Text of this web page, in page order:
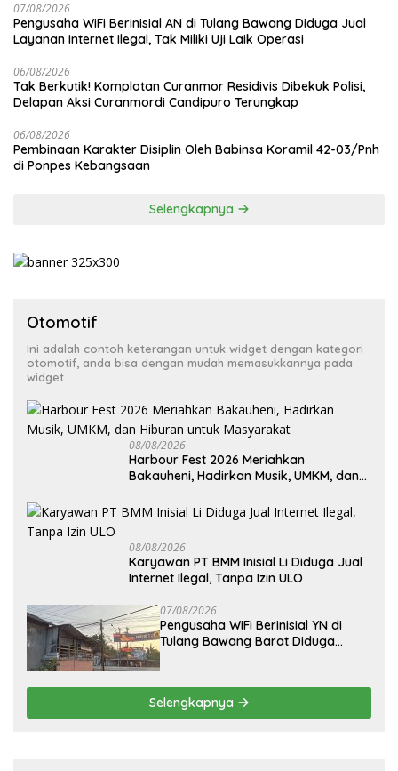
07/08/2026
Pengusaha WiFi Berinisial AN di Tulang Bawang Diduga Jual
Layanan Internet Ilegal, Tak Miliki Uji Laik Operasi
06/08/2026
Tak Berkutik! Komplotan Curanmor Residivis Dibekuk Polisi,
Delapan Aksi Curanmordi Candipuro Terungkap
06/08/2026
Pembinaan Karakter Disiplin Oleh Babinsa Koramil 42-03/Pnh
di Ponpes Kebangsaan
Selengkapnya
Otomotif
Ini adalah contoh keterangan untuk widget dengan kategori
otomotif, anda bisa dengan mudah memasukkannya pada
widget.
08/08/2026
Harbour Fest 2026 Meriahkan
Bakauheni, Hadirkan Musik, UMKM, dan
08/08/2026
Karyawan PT BMM Inisial Li Diduga Jual
Internet Ilegal, Tanpa Izin ULO
07/08/2026
Pengusaha WiFi Berinisial YN di
Tulang Bawang Barat Diduga
Selengkapnya